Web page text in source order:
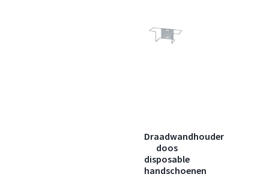
Draadwandhouder
doos
disposable
handschoenen